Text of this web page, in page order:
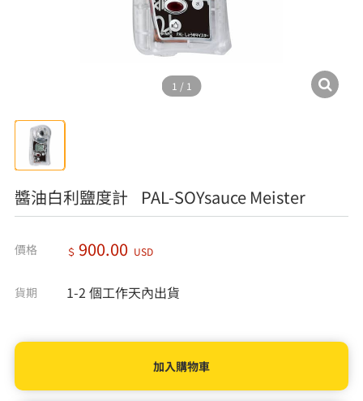
1 / 1
醬油白利鹽度計 PAL-SOYsauce Meister
價格 ＄ 900.00 USD
貨期 1-2 個工作天內出貨